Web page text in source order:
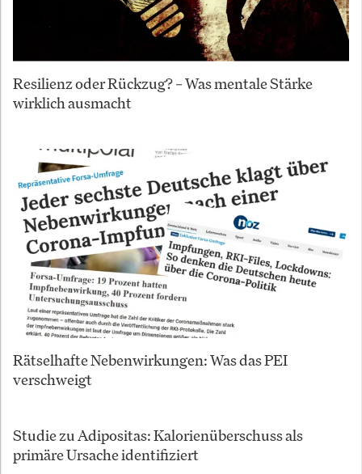
Resilienz oder Rückzug? – Was mentale Stärke
wirklich ausmacht
Rätselhafte Nebenwirkungen: Was das PEI
verschweigt
Studie zu Adipositas: Kalorienüberschuss als
primäre Ursache identifiziert